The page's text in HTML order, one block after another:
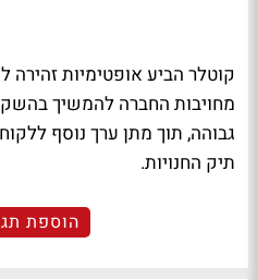
מחויבות החברה להמשיך
גבוהה, תוך מתן ערך נוסף
תיק החנויות.
הוספת